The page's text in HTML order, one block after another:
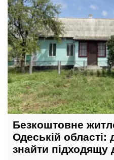
Безкоштовне
Одеській області:
знайти підходящу